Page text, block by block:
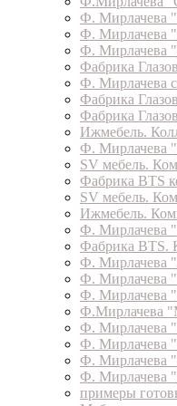
Ф. Мирлачева
Ф. Мирлачева
Ф. Мирлачева
Фабрика
Ф. Мирлачева
Фабрика
Фабрика
Ижмебель.
Ф. Мирлачева
SV мебель.
Фабрика BTS
SV мебель.
Ижмебель.
Ф. Мирлачева
Фабрика
Ф. Мирлачева
Ф. Мирлачева
Ф. Мирлачева
Ф.Мирлачева
Ф. Мирлачева
Ф. Мирлачева
Ф. Мирлачева
Ф. Мирлачева
примеры